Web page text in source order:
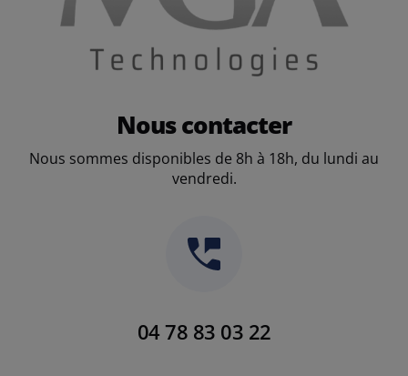
Nous contacter
Nous sommes disponibles de 8h à 18h, du lundi au
vendredi.
04 78 83 03 22